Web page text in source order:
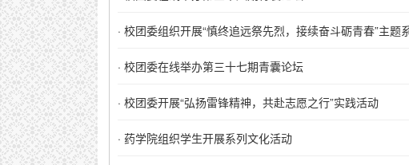
· 校团委组织开展“慎终追远祭先烈，接续奋斗砺青春”主题
· 校团委在线举办第三十七期青囊论坛
· 校团委开展“弘扬雷锋精神，共赴志愿之行”实践活动
· 药学院组织学生开展系列文化活动